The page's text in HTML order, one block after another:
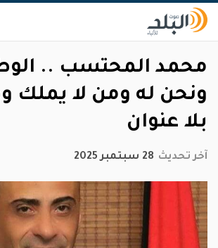
محمد المحتسب ..
ونحن له ومن لا يملك
بلا عنوان
آخر تحديث 28 سبتمبر 2025